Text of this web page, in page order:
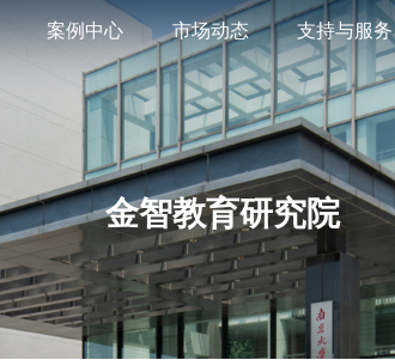
案例中心 市场动态 支持与服务
金智教育研究院